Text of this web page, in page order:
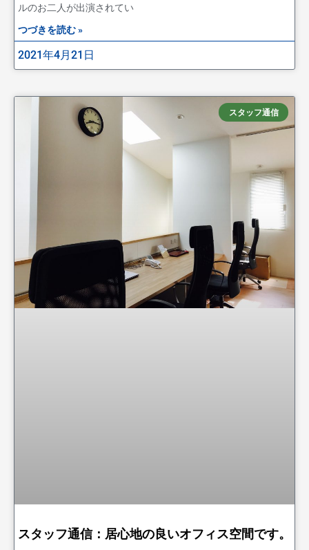
ルのお二人が出演されてい
つづきを読む »
2021年4月21日
スタッフ通信
スタッフ通信：居心地の良いオフィス空間です。